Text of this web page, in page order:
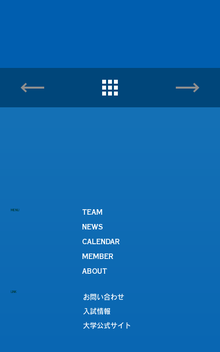
MENU
TEAM
NEWS
CALENDAR
MEMBER
ABOUT
LINK
お問い合わせ
入試情報
大学公式サイト